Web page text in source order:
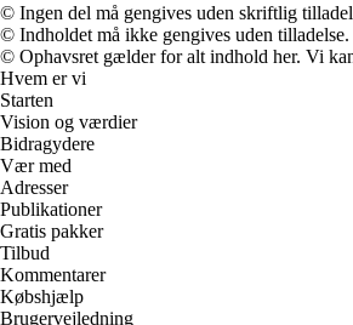
© Ingen del må gengives uden skriftlig
© Indholdet må ikke gengives uden
© Ophavsret gælder for alt indhold her. Vi
Hvem er vi
Starten
Vision og værdier
Bidragydere
Vær med
Adresser
Publikationer
Gratis pakker
Tilbud
Kommentarer
Købshjælp
Brugervejledning